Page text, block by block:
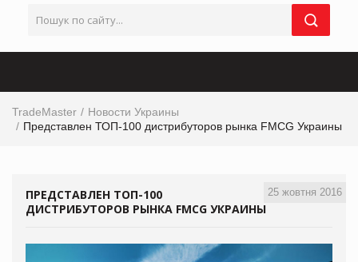
TradeMaster
Новости Украины
Представлен ТОП-100 дистрибуторов рынка FMCG Украины
25 жовтня 2016
ПРЕДСТАВЛЕН ТОП-100
ДИСТРИБУТОРОВ РЫНКА FMCG УКРАИНЫ